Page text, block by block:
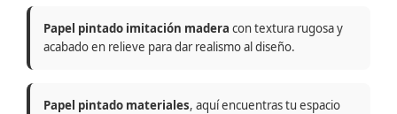
Papel pintado imitación madera con textura rugosa y
acabado en relieve para dar realismo al diseño.
Papel pintado materiales, aquí encuentras tu espacio